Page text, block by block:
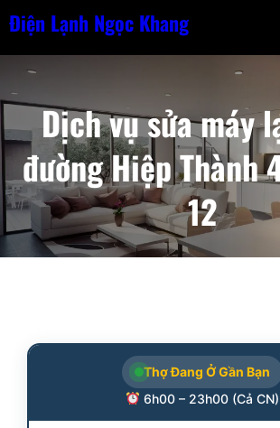
Chuyển
nội
Điện Lạnh Ngọc Khang
Dịch vụ sửa máy
đường Hiệp Thành
12
Thợ Đang Ở Gần Bạn
6h00 – 23h00 (Cả CN)